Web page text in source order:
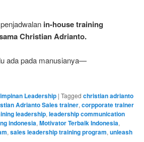
in-house training
Christian Adrianto.
ada pada manusianya—
Leadership | Tagged christian adrianto
Adrianto Sales trainer, corpporate trainer
leadership, leadership communication
indonesia, Motivator Terbaik Indonesia,
, sales leadership training program, unleash